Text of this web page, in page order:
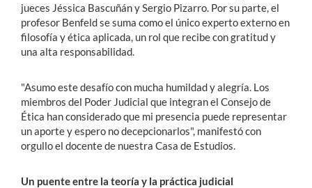
jueces Jéssica Bascuñán y Sergio Pizarro. Por su parte, el
profesor Benfeld se suma como el único experto externo en
filosofía y ética aplicada, un rol que recibe con gratitud y
una alta responsabilidad.
"Asumo este desafío con mucha humildad y alegría. Los
miembros del Poder Judicial que integran el Consejo de
Ética han considerado que mi presencia puede representar
un aporte y espero no decepcionarlos", manifestó con
orgullo el docente de nuestra Casa de Estudios.
Un puente entre la teoría y la práctica judicial